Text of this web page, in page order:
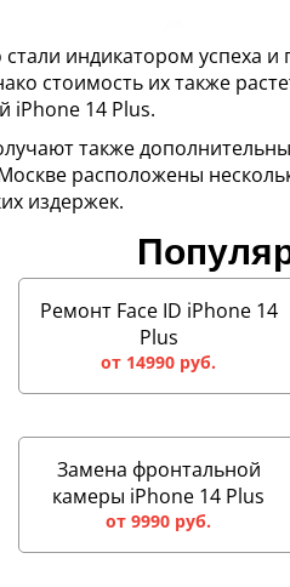
индикатором успеха
стоимость их также
iPhone 14 Plus.
также
расположены
издержек.
Ремонт Face ID iPhone 14
Plus
от 14990 руб.
Замена фронтальной
камеры iPhone 14 Plus
от 9990 руб.